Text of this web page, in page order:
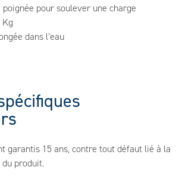
pour soulever une charge
dans l’eau
garantis 15 ans, contre tout défaut lié à la
produit.